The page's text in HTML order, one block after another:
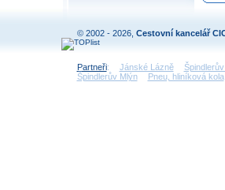
© 2002 - 2026, Cestovní kancelář
Partneři: Jánské Lázně
Špindlerův Mlýn
Pneu, hliníková kola